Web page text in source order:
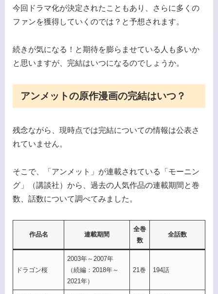
今回ドラマ化が決定されたこともあり、さらに多くの
ファンを獲得していくのでは？と予想されます。
続きが気になる！と期待を膨らませている人も多いか
と思いますが、完結はいつになるのでしょうか。
アンメットの原作漫画の完結はいつ？
残念ながら、現時点では完結についての情報は公表さ
れていません。
そこで、「アンメット」が連載されている「モーニン
グ」（講談社）から、過去の人気作品の連載期間と巻
数、話数について調べてみました。
作品名 連載期間
全巻
数
全話数
ドラゴン桜
2003年～2007年
（続編：2018年～
2021年）
21巻 194話